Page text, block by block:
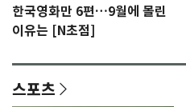
한국영화만 6편…9월에 몰린
이유는 [N초점]
스포츠